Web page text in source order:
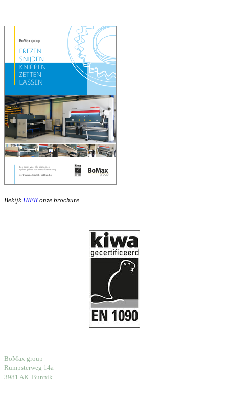
Bekijk HIER onze brochure
BoMax group
Rumpsterweg 14a
3981 AK Bunnik